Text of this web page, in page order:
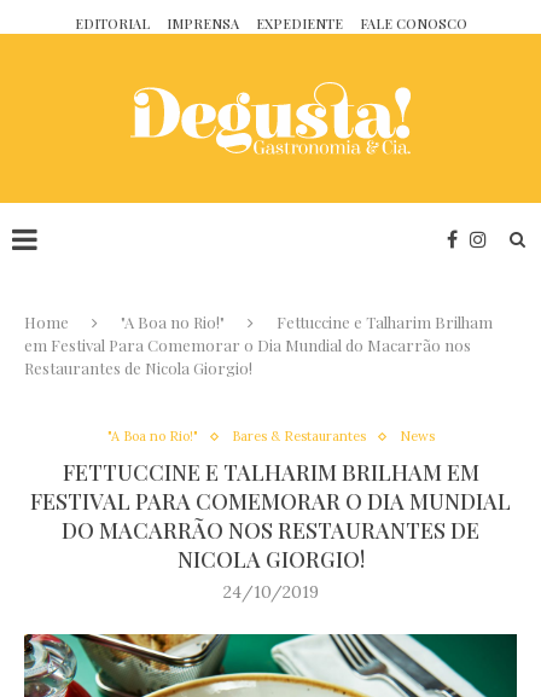
EDITORIAL IMPRENSA EXPEDIENTE FALE CONOSCO
Home "A Boa no Rio!"
Fettuccine e Talharim Brilham
em Festival Para Comemorar o Dia Mundial do Macarrão nos
Restaurantes de Nicola Giorgio!
"A Boa no Rio!" Bares & Restaurantes News
FETTUCCINE E TALHARIM BRILHAM EM
FESTIVAL PARA COMEMORAR O DIA MUNDIAL
DO MACARRÃO NOS RESTAURANTES DE
NICOLA GIORGIO!
24/10/2019